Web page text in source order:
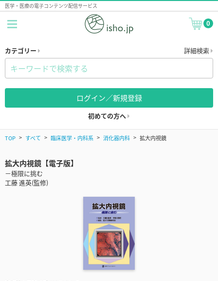
医学・医療の電子コンテンツ配信サービス
0
カテゴリー 詳細検索
ログイン／新規登録
初めての方へ
TOP すべて 臨床医学・内科系 消化器内科 拡大内視鏡
拡大内視鏡【電子版】
－極限に挑む
工藤 進英(監修)